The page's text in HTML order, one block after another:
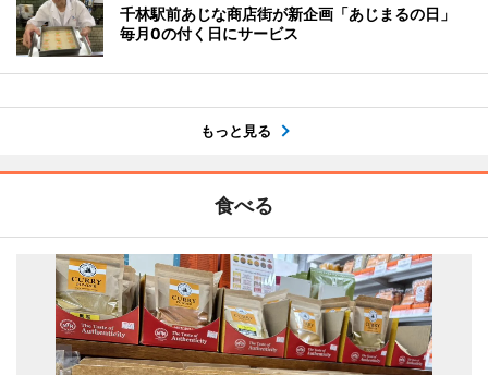
千林駅前あじな商店街が新企画「あじまるの日」
毎月0の付く日にサービス
もっと見る
食べる